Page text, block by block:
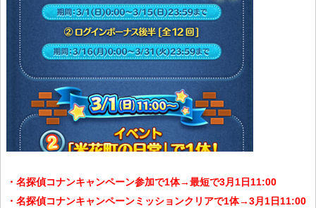
・名探偵コナンキャンペーン参加で1体→最短で3月1日11:00
・名探偵コナンキャンペーンミッションクリアで1体→3月1日11:00